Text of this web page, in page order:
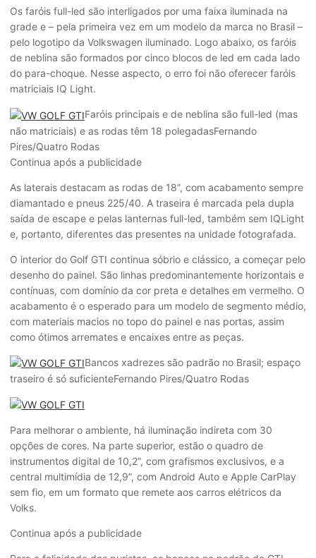
Os faróis full-led são interligados por uma faixa iluminada na
grade e – pela primeira vez em um modelo da marca no Brasil –
pelo logotipo da Volkswagen iluminado. Logo abaixo, os faróis
de neblina são formados por cinco blocos de led em cada lado
do para-choque. Nesse aspecto, o erro foi não oferecer faróis
matriciais IQ Light.
Faróis principais e de neblina são full-led (mas
não matriciais) e as rodas têm 18 polegadasFernando
Pires/Quatro Rodas
Continua após a publicidade
As laterais destacam as rodas de 18”, com acabamento sempre
diamantado e pneus 225/40. A traseira é marcada pela dupla
saída de escape e pelas lanternas full-led, também sem IQLight
e, portanto, diferentes das presentes na unidade fotografada.
O interior do Golf GTI continua sóbrio e clássico, a começar pelo
desenho do painel. São linhas predominantemente horizontais e
contínuas, com domínio da cor preta e detalhes em vermelho. O
acabamento é o esperado para um modelo de segmento médio,
com materiais macios no topo do painel e nas portas, assim
como ótimos arremates e encaixes entre as peças.
Bancos xadrezes são padrão no Brasil; espaço
traseiro é só suficienteFernando Pires/Quatro Rodas
Para melhorar o ambiente, há iluminação indireta com 30
opções de cores. Na parte superior, estão o quadro de
instrumentos digital de 10,2”, com grafismos exclusivos, e a
central multimídia de 12,9”, com Android Auto e Apple CarPlay
sem fio, em um formato que remete aos carros elétricos da
Volks.
Continua após a publicidade